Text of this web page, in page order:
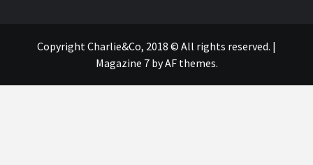
Copyright Charlie&Co, 2018 © All rights reserved. |
Magazine 7by AF themes.